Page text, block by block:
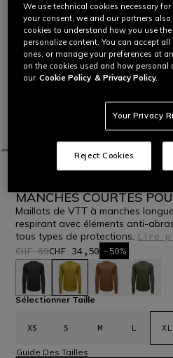
VTT HOMMES T-
MANCHES COURTES
Maillots de VTT à manches
respirant avec éléments anti-
tous types de protections. Lire
CHF 69CHF 34,50 -50%
sélectionné
Sélectionner Taille
XS S M L XL
Guide Des Tailles
We use technical cookies necessary
your consent, we and our partners
cookies to understand how you use
personalize content. You can accept
ones, or manage your preferences at
on the cookies used and how personal
our Cookie Policy & Privacy Policy.
Your Privacy
Reject Cookies